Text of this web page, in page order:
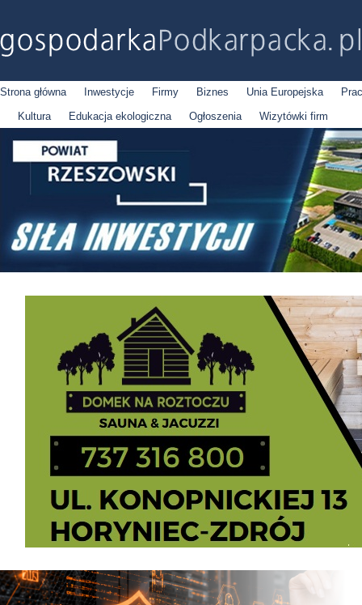
Strona główna Inwestycje Firmy Biznes Unia Europejska
Kultura
Edukacja ekologiczna Ogłoszenia Wizytówki firm